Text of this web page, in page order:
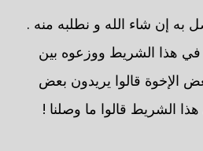
به إن شاء الله و نطلبه منه .
في هذا الشريط ووزعوه بين
الإخوة قالوا يريدون بعض
الشريط قالوا ما وصلنا !